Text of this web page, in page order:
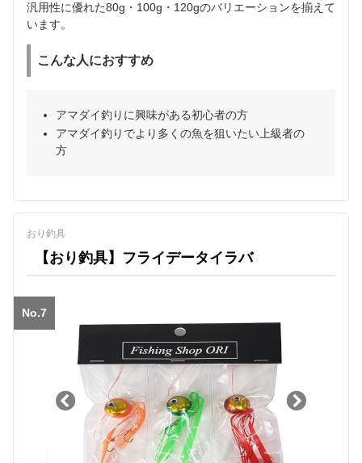
汎用性に優れた80g・100g・120gのバリエーションを揃えて
います。
こんな人におすすめ
アマダイ釣りに興味がある初心者の方
アマダイ釣りでより多くの魚を狙いたい上級者の
方
おり釣具
【おり釣具】フライデータイラバ
No.7